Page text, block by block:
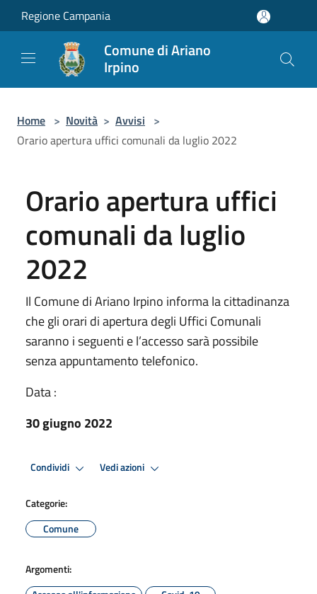
Salta al contenuto principale
Regione Campania
Comune di Ariano
Irpino
Home > Novità > Avvisi >
Orario apertura uffici comunali da luglio 2022
Orario apertura uffici
comunali da luglio
2022
Il Comune di Ariano Irpino informa la cittadinanza
che gli orari di apertura degli Uffici Comunali
saranno i seguenti e l’accesso sarà possibile
senza appuntamento telefonico.
Data :
30 giugno 2022
Condividi Vedi azioni
Categorie:
Comune
Argomenti: